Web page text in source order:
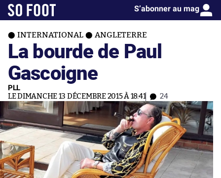
S’abonner au mag
INTERNATIONAL ANGLETERRE
La bourde de Paul
Gascoigne
PLL
LE DIMANCHE 13 DÉCEMBRE 2015 À 18:41 24